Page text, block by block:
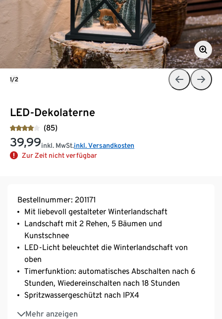
LED-Dekolaterne
(85)
39,99inkl. MwSt.inkl. Versandkosten
Zur Zeit nicht verfügbar
1/2
Bestellnummer: 201171
Mit liebevoll gestalteter Winterlandschaft
Landschaft mit 2 Rehen, 5 Bäumen und
Kunstschnee
LED-Licht beleuchtet die Winterlandschaft von
oben
Timerfunktion: automatisches Abschalten nach 6
Stunden, Wiedereinschalten nach 18 Stunden
Spritzwassergeschützt nach IPX4
Mehr anzeigen
Batteriebetrieben